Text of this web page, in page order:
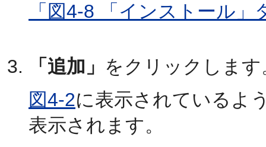
「図4-8 「インストール
「追加」 をクリックします
図4-2に表示されているよ
表示されます。